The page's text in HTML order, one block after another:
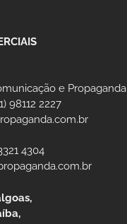
e Propaganda
98112 2227
4304